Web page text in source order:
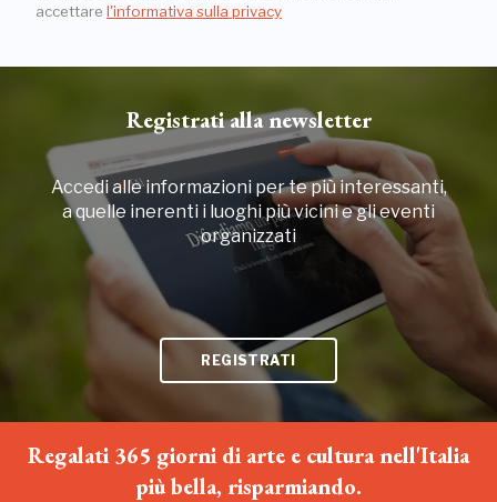
accettare l'informativa sulla privacy
Registrati alla newsletter
Accedi alle informazioni per te più interessanti,
a quelle inerenti i luoghi più vicini e gli eventi
organizzati
REGISTRATI
Regalati 365 giorni di arte e cultura nell'Italia
più bella, risparmiando.